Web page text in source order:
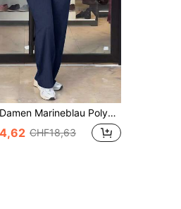
Damen Marineblau Polyester Elegante Gerade Bein Hose Mit Knopf Tasche Und Reißverschluss Details Lang, Nicht-Stretch Passform Für Einen Gast Look
CHF18,63